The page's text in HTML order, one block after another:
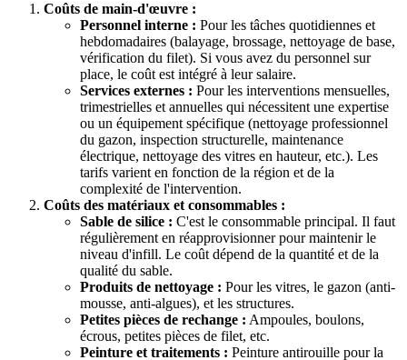
Coûts de main-d'œuvre :
Personnel interne : Pour les tâches quotidiennes et
hebdomadaires (balayage, brossage, nettoyage de base,
vérification du filet). Si vous avez du personnel sur
place, le coût est intégré à leur salaire.
Services externes : Pour les interventions mensuelles,
trimestrielles et annuelles qui nécessitent une expertise
ou un équipement spécifique (nettoyage professionnel
du gazon, inspection structurelle, maintenance
électrique, nettoyage des vitres en hauteur, etc.). Les
tarifs varient en fonction de la région et de la
complexité de l'intervention.
Coûts des matériaux et consommables :
Sable de silice : C'est le consommable principal. Il faut
régulièrement en réapprovisionner pour maintenir le
niveau d'infill. Le coût dépend de la quantité et de la
qualité du sable.
Produits de nettoyage : Pour les vitres, le gazon (anti-
mousse, anti-algues), et les structures.
Petites pièces de rechange : Ampoules, boulons,
écrous, petites pièces de filet, etc.
Peinture et traitements : Peinture antirouille pour la